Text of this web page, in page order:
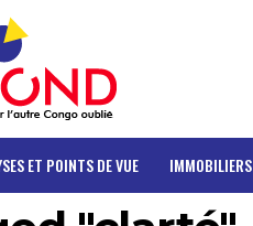
ET POINTS DE VUE IMMOBILIERS